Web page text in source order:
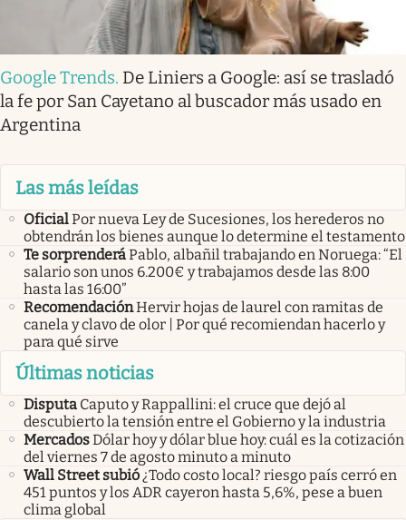
Google Trends. De Liniers a Google: así se trasladó
la fe por San Cayetano al buscador más usado en
Argentina
Las más leídas
OficialPor nueva Ley de Sucesiones, los herederos no
obtendrán los bienes aunque lo determine el testamento
Te sorprenderáPablo, albañil trabajando en Noruega: “El
salario son unos 6.200€ y trabajamos desde las 8:00
hasta las 16:00”
RecomendaciónHervir hojas de laurel con ramitas de
canela y clavo de olor | Por qué recomiendan hacerlo y
para qué sirve
Últimas noticias
Disputa Caputo y Rappallini: el cruce que dejó al
descubierto la tensión entre el Gobierno y la industria
MercadosDólar hoy y dólar blue hoy: cuál es la cotización
del viernes 7 de agosto minuto a minuto
Wall Street subió¿Todo costo local? riesgo país cerró en
451 puntos y los ADR cayeron hasta 5,6%, pese a buen
clima global